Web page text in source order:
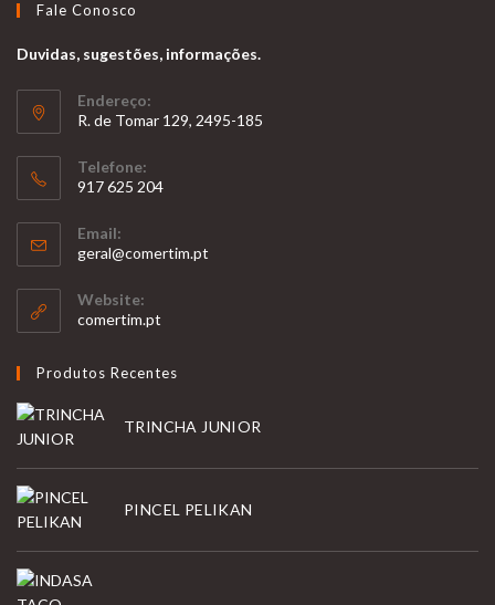
Fale Conosco
Duvidas, sugestões, informações.
Endereço:
R. de Tomar 129, 2495-185
Telefone:
917 625 204
in
your
application
Email:
geral@comertim.pt
Website:
comertim.pt
Produtos Recentes
TRINCHA JUNIOR
PINCEL PELIKAN